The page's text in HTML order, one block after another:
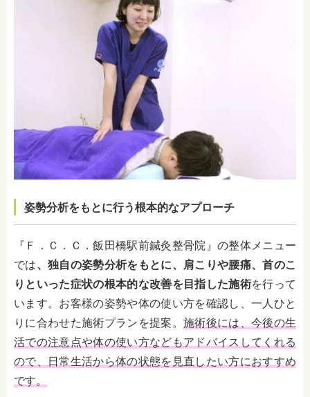
姿勢分析をもとに行う根本的なアプローチ
『Ｆ．Ｃ．Ｃ．飯田橋駅前鍼灸整骨院』の整体メニュー
では、独自の姿勢分析をもとに、肩こりや腰痛、首のこ
りといった症状の根本的な改善を目指した施術を行って
います。お客様の姿勢や体の使い方を確認し、一人ひと
りに合わせた施術プランを提案。 施術後には、今後の生
活での注意点や体の使い方などもアドバイスしてくれる
ので、日常生活から体の状態を見直したい方におすすめ
です。